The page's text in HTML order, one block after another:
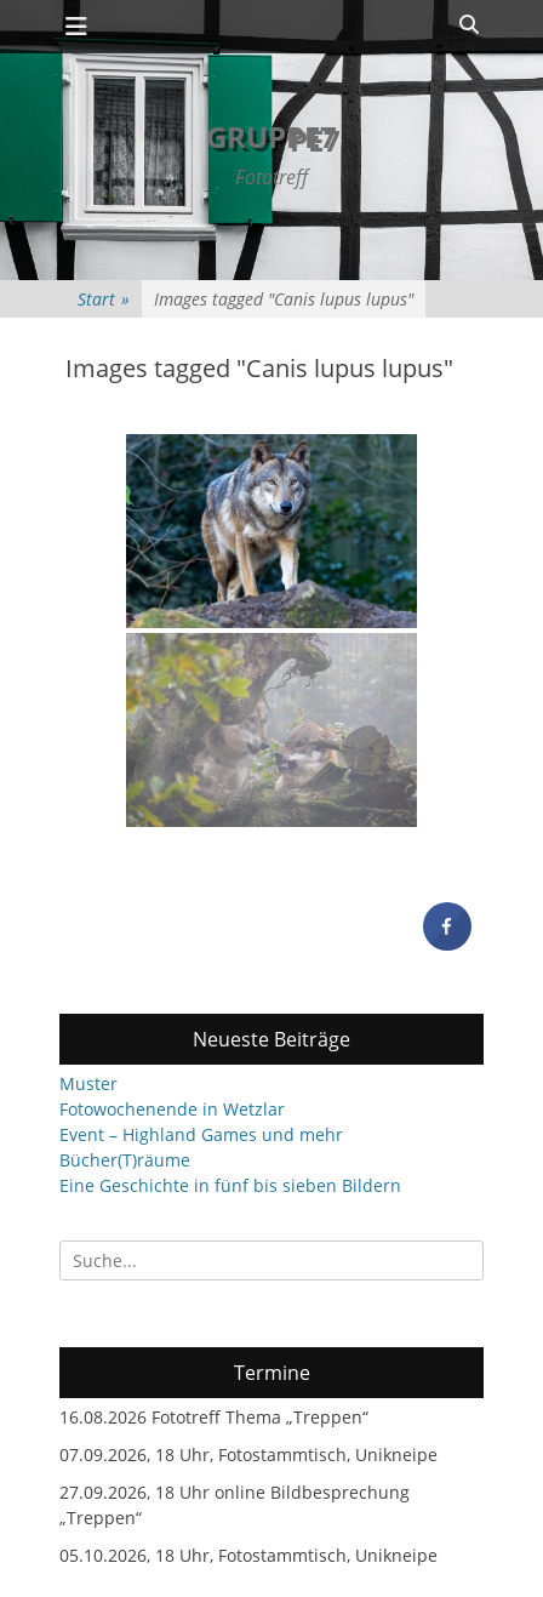
Zum
Inhalt
springen
Primäres Menü
GRUPPE7
Fototreff
Start » Images tagged "Canis lupus lupus"
Images tagged "Canis lupus lupus"
Neueste Beiträge
Muster
Fotowochenende in Wetzlar
Event – Highland Games und mehr
Bücher(T)räume
Eine Geschichte in fünf bis sieben Bildern
Suchen
nach:
Termine
16.08.2026 Fototreff Thema „Treppen“
07.09.2026, 18 Uhr, Fotostammtisch, Unikneipe
27.09.2026, 18 Uhr online Bildbesprechung
„Treppen“
05.10.2026, 18 Uhr, Fotostammtisch, Unikneipe